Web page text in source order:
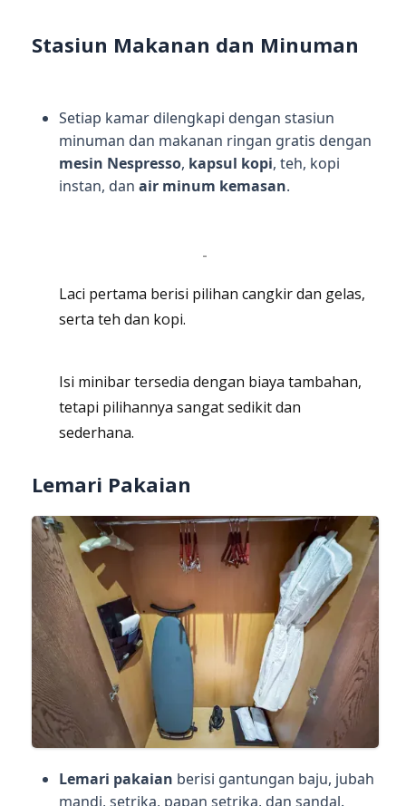
Stasiun Makanan dan Minuman
Setiap kamar dilengkapi dengan stasiun
minuman dan makanan ringan gratis dengan
mesin Nespresso, kapsul kopi, teh, kopi
instan, dan air minum kemasan.
-
Laci pertama berisi pilihan cangkir dan gelas,
serta teh dan kopi.
Isi minibar tersedia dengan biaya tambahan,
tetapi pilihannya sangat sedikit dan
sederhana.
Lemari Pakaian
Lemari pakaian berisi gantungan baju, jubah
mandi, setrika, papan setrika, dan sandal.